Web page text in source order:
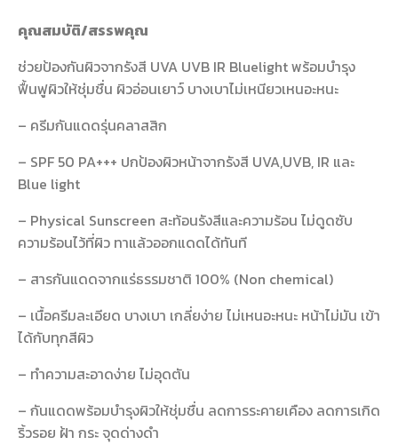
คุณสมบัติ/สรรพคุณ
ช่วยป้องกันผิวจากรังสี UVA UVB IR Bluelight พร้อมบำรุง
ฟื้นฟูผิวให้ชุ่มชื่น ผิวอ่อนเยาว์ บางเบาไม่เหนียวเหนอะหนะ
– ครีมกันแดดรุ่นคลาสสิก
– SPF 50 PA+++ ปกป้องผิวหน้าจากรังสี UVA,UVB, IR และ
Blue light
– Physical Sunscreen สะท้อนรังสีและความร้อน ไม่ดูดซับ
ความร้อนไว้ที่ผิว ทาแล้วออกแดดได้ทันที
– สารกันแดดจากแร่ธรรมชาติ 100% (Non chemical)
– เนื้อครีมละเอียด บางเบา เกลี่ยง่าย ไม่เหนอะหนะ หน้าไม่มัน เข้า
ได้กับทุกสีผิว
– ทำความสะอาดง่าย ไม่อุดตัน
– กันแดดพร้อมบำรุงผิวให้ชุ่มชื่น ลดการระคายเคือง ลดการเกิด
ริ้วรอย ฝ้า กระ จุดด่างดำ